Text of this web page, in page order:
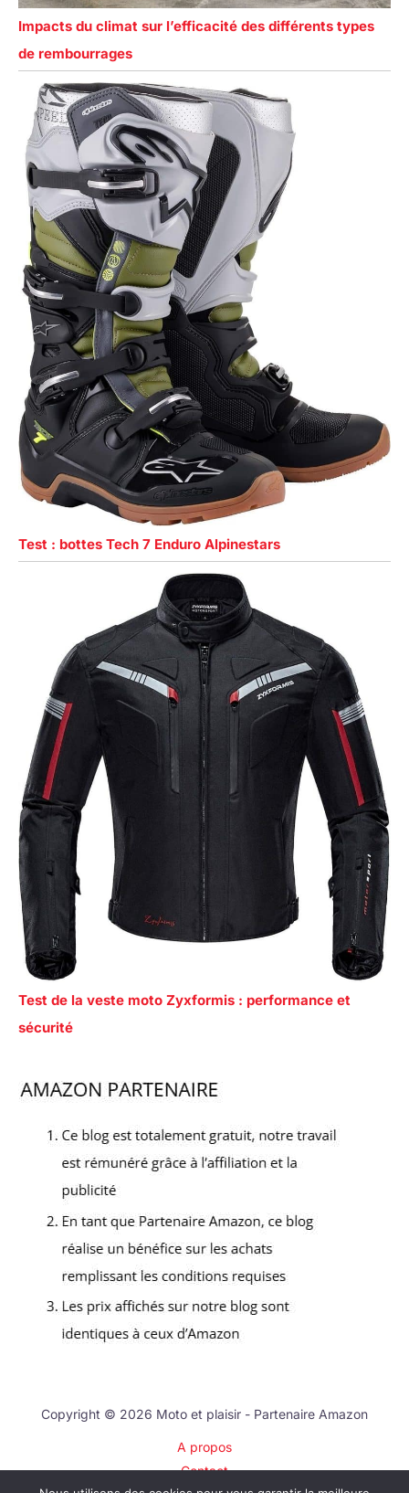
Impacts du climat sur l’efficacité des différents types
de rembourrages
Test : bottes Tech 7 Enduro Alpinestars
Test de la veste moto Zyxformis : performance et
sécurité
Copyright © 2026 Moto et plaisir - Partenaire Amazon
A propos
Contact